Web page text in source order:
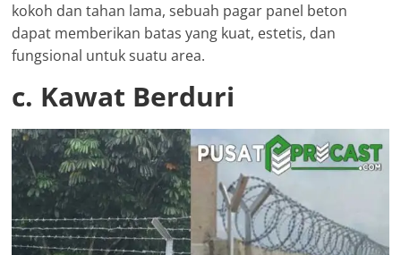
kokoh dan tahan lama, sebuah pagar panel beton
dapat memberikan batas yang kuat, estetis, dan
fungsional untuk suatu area.
c. Kawat Berduri